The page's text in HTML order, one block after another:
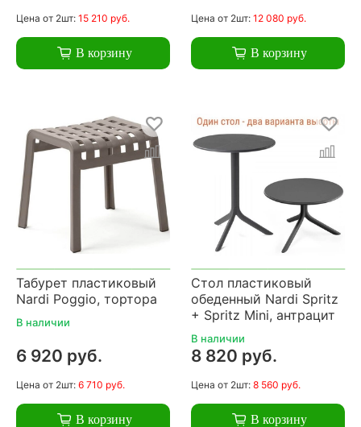
Цена от 2шт: 15 210 руб.
В корзину
Цена от 2шт: 12 080 руб.
В корзину
Табурет пластиковый
Nardi Poggio, тортора
В наличии
6 920 руб.
Цена от 2шт: 6 710 руб.
В корзину
Стол пластиковый
обеденный Nardi Spritz
+ Spritz Mini, антрацит
В наличии
8 820 руб.
Цена от 2шт: 8 560 руб.
В корзину